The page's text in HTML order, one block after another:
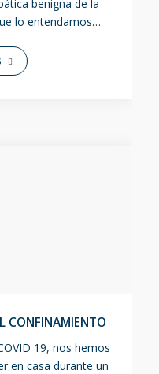
benigna de la
lo entendamos…
CONFINAMIENTO
19, nos hemos
en casa durante un